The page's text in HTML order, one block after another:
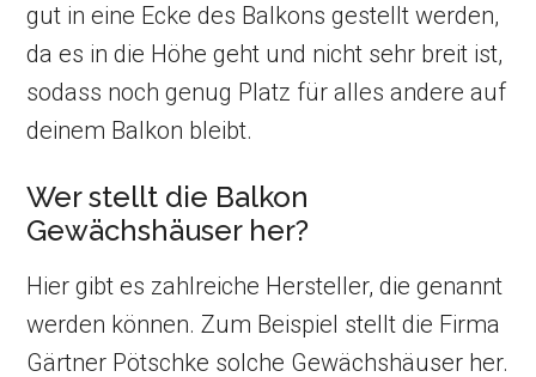
gut in eine Ecke des Balkons gestellt werden,
da es in die Höhe geht und nicht sehr breit ist,
sodass noch genug Platz für alles andere auf
deinem Balkon bleibt.
Wer stellt die Balkon
Gewächshäuser her?
Hier gibt es zahlreiche Hersteller, die genannt
werden können. Zum Beispiel stellt die Firma
Gärtner Pötschke solche Gewächshäuser her.